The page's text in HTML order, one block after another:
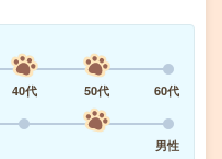
40代 50代
60代
男性